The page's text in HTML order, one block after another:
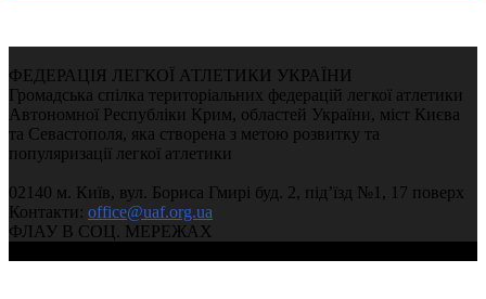
ФЕДЕРАЦІЯ ЛЕГКОЇ АТЛЕТИКИ УКРАЇНИ
Громадська спілка територіальних федерацій легкої атлетики
Автономної Республіки Крим, областей України, міст Києва
та Севастополя, яка створена з метою розвитку та
популяризації легкої атлетики
02140 м. Київ, вул. Бориса Гмирі буд. 2, під’їзд №1, 17 поверх
Контакти: office@uaf.org.ua
ФЛАУ В СОЦ. МЕРЕЖАХ